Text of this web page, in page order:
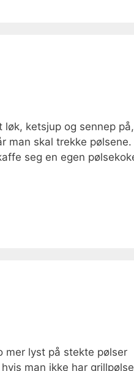
ketsjup og sennep på,
man skal trekke pølsene.
seg en egen
mer lyst på stekte pølser
man ikke har